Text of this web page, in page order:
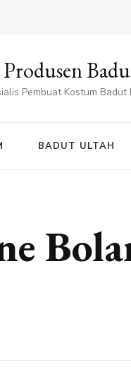
Produsen
Pembuat Kostum Badut
BADUT ULTAH